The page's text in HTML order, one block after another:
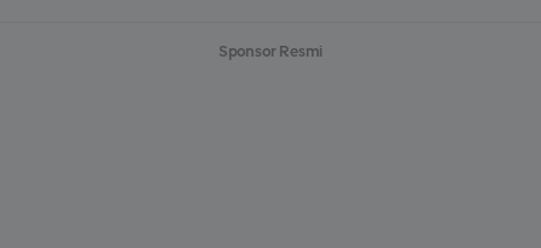
Sponsor Resmi